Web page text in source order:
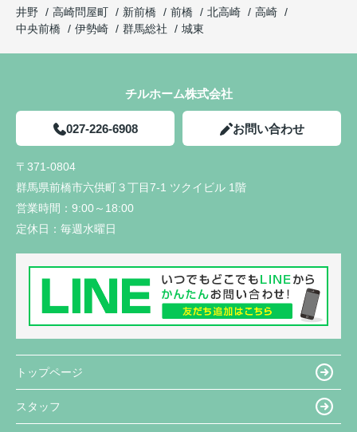
井野
高崎問屋町 新前橋 前橋 北高崎
高崎
中央前橋
伊勢崎 群馬総社 城東
チルホーム株式会社
027-226-6908 お問い合わせ
〒371-0804
群馬県前橋市六供町３丁目7-1 ツクイビル 1階
営業時間： 9:00～18:00
定休日： 毎週水曜日
トップページ
スタッフ